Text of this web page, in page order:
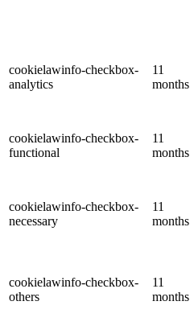
cookielawinfo-checkbox-
analytics
11
months
cookielawinfo-checkbox-
functional
11
months
cookielawinfo-checkbox-
necessary
11
months
cookielawinfo-checkbox-
others
11
months